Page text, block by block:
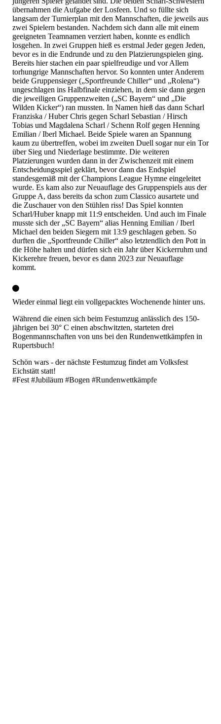
übernahmen die Aufgabe der Losfeen. Und so füllte sich
langsam der Turnierplan mit den Mannschaften, die jeweils aus
zwei Spielern bestanden. Nachdem sich dann alle mit einem
geeigneten Teamnamen verziert haben, konnte es endlich
losgehen. In zwei Gruppen hieß es erstmal Jeder gegen Jeden,
bevor es in die Endrunde und zu den Platzierungspielen ging.
Bereits hier stachen ein paar spielfreudige und vor Allem
torhungrige Mannschaften hervor. So konnten unter Anderem
beide Gruppensieger („Sportfreunde Chiller“ und „Rolena“)
ungeschlagen ins Halbfinale einziehen, in dem sie dann gegen
die jeweiligen Gruppenzweiten („SC Bayern“ und „Die
Wilden Kicker“) ran mussten. In Namen hieß das dann Scharl
Franziska / Huber Chris gegen Scharl Sebastian / Hirsch
Tobias und Magdalena Scharl / Schenn Rolf gegen Henning
Emilian / Iberl Michael. Beide Spiele waren an Spannung
kaum zu übertreffen, wobei im zweiten Duell sogar nur ein Tor
über Sieg und Niederlage bestimmte. Die weiteren
Platzierungen wurden dann in der Zwischenzeit mit einem
Entscheidungsspiel geklärt, bevor dann das Endspiel
standesgemäß mit der Champions League Hymne eingeleitet
wurde. Es kam also zur Neuauflage des Gruppenspiels aus der
Gruppe A, dass bereits da schon zum Classico ausartete und
die Zuschauer von den Stühlen riss! Das Spiel konnten
Scharl/Huber knapp mit 11:9 entscheiden. Und auch im Finale
musste sich der „SC Bayern“ alias Henning Emilian / Iberl
Michael den beiden Siegern mit 13:9 geschlagen geben. So
durften die „Sportfreunde Chiller“ also letztendlich den Pott in
die Höhe halten und dürfen sich ein Jahr über Kickerruhm und
Kickerehre freuen, bevor es dann 2023 zur Neuauflage
kommt.
Wieder einmal liegt ein vollgepacktes Wochenende hinter uns.
Während die einen sich beim Festumzug anlässlich des 150-
jährigen bei 30° C einen abschwitzten, starteten drei
Bogenmannschaften von uns bei den Rundenwettkämpfen in
Rupertsbuch!
Schön wars - der nächste Festumzug findet am Volksfest
Eichstätt statt!
#Fest #Jubiläum #Bogen #Rundenwettkämpfe